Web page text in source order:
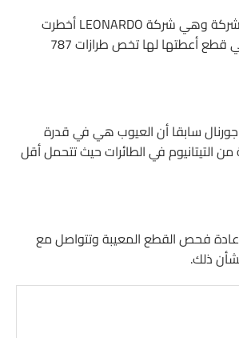
حيث أعلن أن مزود الشركة وهي شركة LEONARDO أخطرت
بوينج بوجود عيوب في قطع أعطتها لها تخص طرازات 787
سابقا أن العيوب هي في قدرة
في الطائرات حيث تتحمل أقل
إعادة فحص القطع المعيبة وتتواصل مع
ذلك.